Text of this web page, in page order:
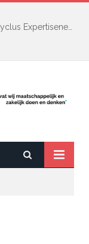
Auditcoördinator | Transitiecoach Visitatiecyclus Expertisenetwerk NAH +